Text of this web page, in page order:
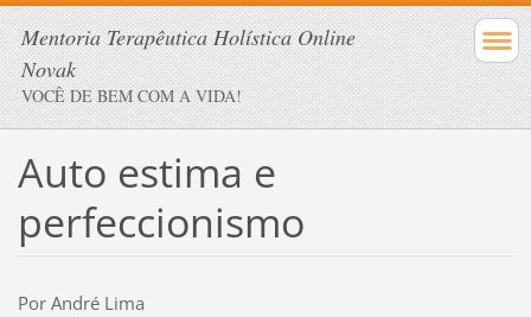
Mentoria Terapêutica Holística Online
Novak
VOCÊ DE BEM COM A VIDA!
Auto estima e
perfeccionismo
Por André Lima